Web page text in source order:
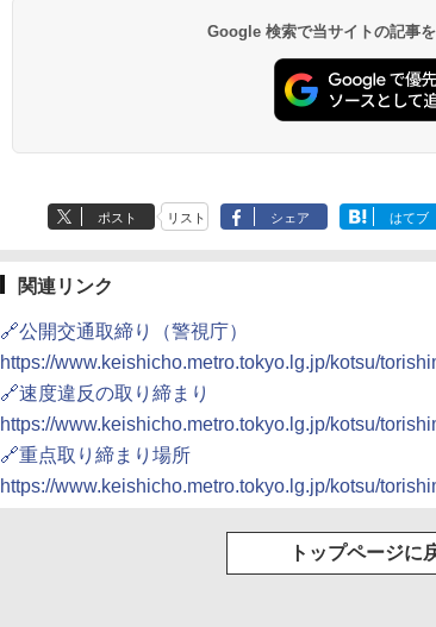
14,300円～
ブ 島原温泉ホテル
南風楼
10,450円～
最大級の庭園露天風
呂の宿 清風荘）
19,541円～
9,958円～
6,800円～
イ・ホテル
7,950円～
（旧：東京ベイ舞浜
ホテル）
5,758円～
Google 検索で当サイトの記事
ポスト リスト シェア はてブ
関連リンク
🔗公開交通取締り（警視庁）
https://www.keishicho.metro.tokyo.lg.jp/kotsu/
🔗速度違反の取り締まり
https://www.keishicho.metro.tokyo.lg.jp/kotsu/
🔗重点取り締まり場所
https://www.keishicho.metro.tokyo.lg.jp/kotsu/
トップページに